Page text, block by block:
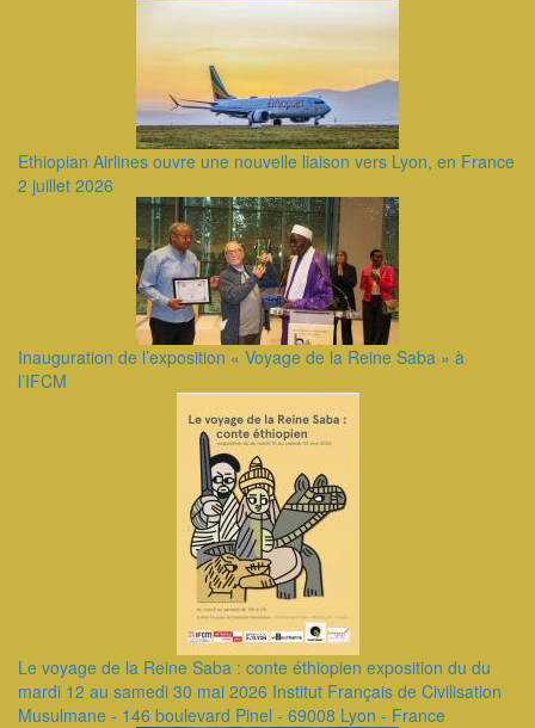
Ethiopian Airlines ouvre une nouvelle liaison vers Lyon, en France
2 juillet 2026
Inauguration de l’exposition « Voyage de la Reine Saba » à
l’IFCM
Le voyage de la Reine Saba : conte éthiopien exposition du du
mardi 12 au samedi 30 mai 2026 Institut Français de Civilisation
Musulmane - 146 boulevard Pinel - 69008 Lyon - France